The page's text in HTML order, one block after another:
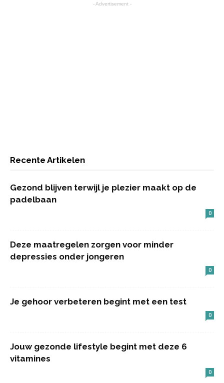
- Advertisement -
Recente Artikelen
Gezond blijven terwijl je plezier maakt op de
padelbaan
0
Deze maatregelen zorgen voor minder
depressies onder jongeren
0
Je gehoor verbeteren begint met een test
0
Jouw gezonde lifestyle begint met deze 6
vitamines
0